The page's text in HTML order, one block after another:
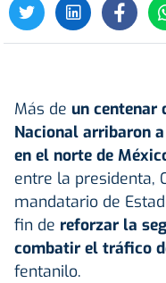
Más de un centenar
Nacional arribaron
en el norte de
entre la presidenta,
mandatario de
fin de reforzar la
combatir el tráfico
fentanilo.